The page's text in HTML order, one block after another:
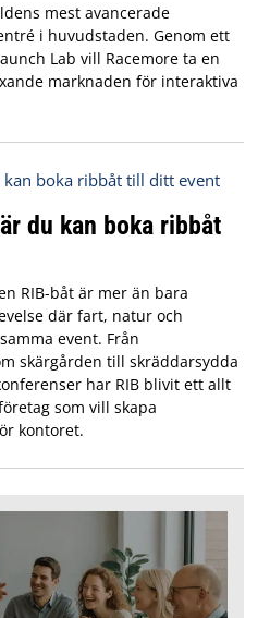
mest avancerade
i huvudstaden. Genom ett
Lab vill Racemore ta en
marknaden för interaktiva
du kan boka ribbåt
RIB-båt är mer än bara
där fart, natur och
event. Från
skärgården till skräddarsydda
har RIB blivit ett allt
som vill skapa
kontoret.